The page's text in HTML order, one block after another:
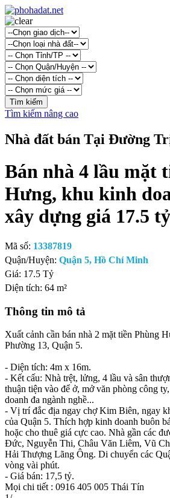
Tìm kiếm nâng cao
Nhà đất bán Tại Đường
Bán nhà 4 lầu mặt
Hưng, khu kinh
xây dựng giá 17.5
Mã số: 13387819
Quận/Huyện: Quận 5, Hồ Chí Minh
Giá: 17.5 Tỷ
Diện tích: 64 m²
Thông tin mô tả
Xuất cảnh cần bán nhà 2 mặt tiền Phùng
Phường 13, Quận 5.
- Diện tích: 4m x 16m.
- Kết cấu: Nhà trệt, lửng, 4 lầu và sân
thuận tiện vào để ở, mở văn phòng công
doanh đa ngành nghề...
- Vị trí đắc địa ngay chợ Kim Biên, ngay
của Quận 5. Thích hợp kinh doanh buôn
hoặc cho thuê giá cực cao. Nhà gần các
Đức, Nguyễn Thi, Châu Văn Liêm, Vũ
Hải Thượng Lãng Ông. Di chuyển các
vòng vài phút.
- Giá bán: 17,5 tỷ.
Mọi chi tiết : 0916 405 005 Thái Tín